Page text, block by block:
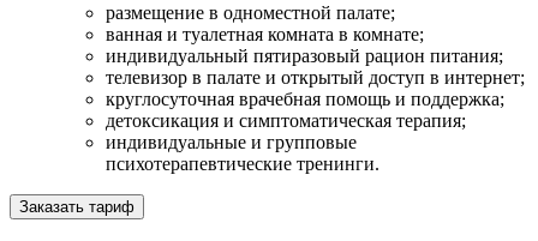
размещение в одноместной палате;
ванная и туалетная комната в комнате;
индивидуальный пятиразовый рацион питания;
телевизор в палате и открытый доступ в интернет;
круглосуточная врачебная помощь и поддержка;
детоксикация и симптоматическая терапия;
индивидуальные и групповые
психотерапевтические тренинги.
Заказать тариф